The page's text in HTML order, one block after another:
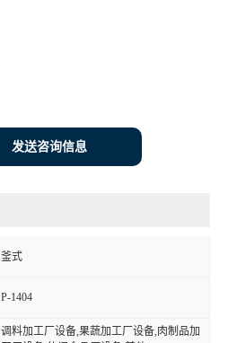
发送咨询信息
釜式
P-1404
调料加工厂设备,果蔬加工厂设备,肉制品加